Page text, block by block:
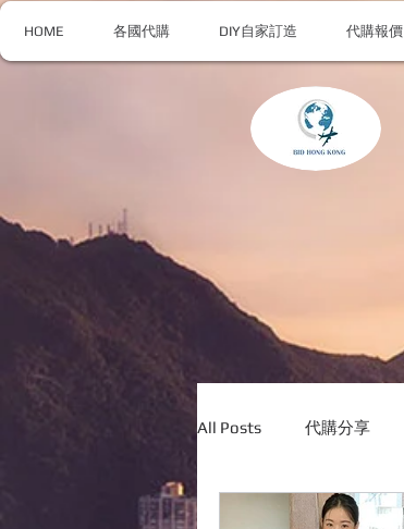
HOME 各國代購 DIY自家訂造 代購報價
All Posts 代購分享
外國購物網站介紹